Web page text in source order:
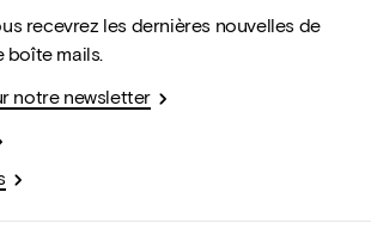
recevrez les dernières nouvelles de
boîte mails.
notre newsletter